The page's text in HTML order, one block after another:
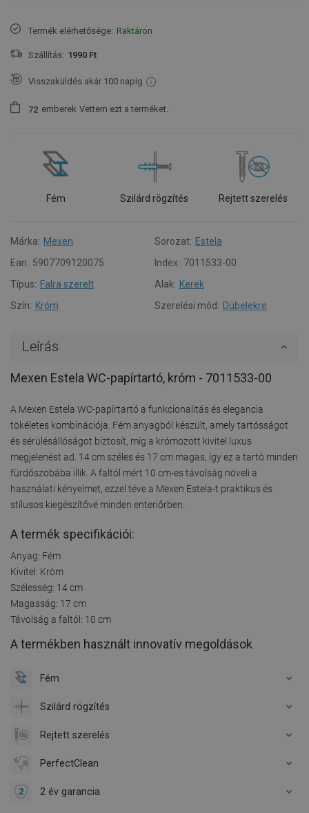
Termék elérhetősége: Raktáron
Szállítás: 1990 Ft
Visszaküldés akár 100 napig
72 emberek Vettem ezt a terméket.
Fém Szilárd rögzítés Rejtett szerelés
Márka: Mexen Sorozat: Estela
Ean: 5907709120075 Index: 7011533-00
Típus: Falra szerelt Alak: Kerek
Szín: Króm Szerelési mód: Dübelekre
Leírás
Mexen Estela WC-papírtartó, króm - 7011533-00
A Mexen Estela WC-papírtartó a funkcionalitás és elegancia
tökéletes kombinációja. Fém anyagból készült, amely tartósságot
és sérülésállóságot biztosít, míg a krómozott kivitel luxus
megjelenést ad. 14 cm széles és 17 cm magas, így ez a tartó minden
fürdőszobába illik. A faltól mért 10 cm-es távolság növeli a
használati kényelmet, ezzel téve a Mexen Estela-t praktikus és
stílusos kiegészítővé minden enteriőrben.
A termék specifikációi:
Anyag: Fém
Kivitel: Króm
Szélesség: 14 cm
Magasság: 17 cm
Távolság a faltól: 10 cm
A termékben használt innovatív megoldások
Fém
Szilárd rögzítés
Rejtett szerelés
PerfectClean
2 év garancia